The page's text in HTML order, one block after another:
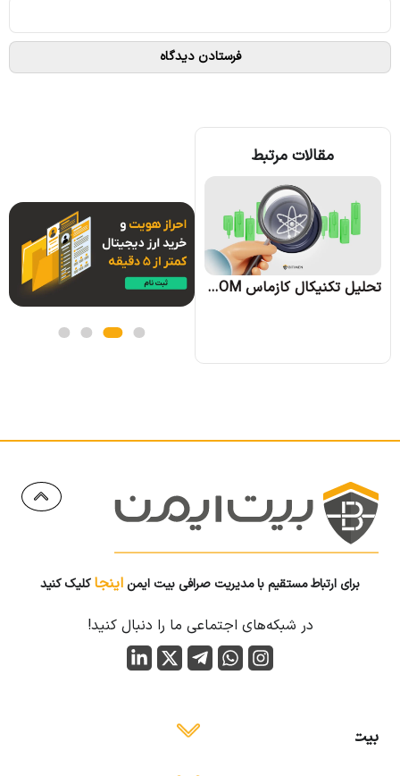
مقالات مرتبط
تحلیل تکنیکال کازماس ATOM؛ تاریخ 29 شهریور 1403
برای ارتباط مستقیم با مدیریت صرافی بیت ایمن اینجاکلیک کنید
در شبکه‌های اجتماعی ما را دنبال کنید!
بیت ایمن